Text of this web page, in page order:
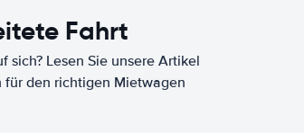
Fahrt
sich? Lesen Sie unsere Artikel
für den richtigen Mietwagen